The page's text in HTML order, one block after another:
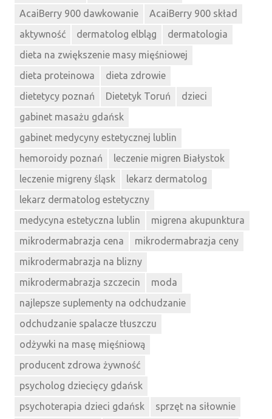
AcaiBerry 900 dawkowanie
AcaiBerry 900 skład
aktywność
dermatolog elbląg
dermatologia
dieta na zwiększenie masy mięśniowej
dieta proteinowa
dieta zdrowie
dietetycy poznań
Dietetyk Toruń
dzieci
gabinet masażu gdańsk
gabinet medycyny estetycznej lublin
hemoroidy poznań
leczenie migren Białystok
leczenie migreny śląsk
lekarz dermatolog
lekarz dermatolog estetyczny
medycyna estetyczna lublin
migrena akupunktura
mikrodermabrazja cena
mikrodermabrazja ceny
mikrodermabrazja na blizny
mikrodermabrazja szczecin
moda
najlepsze suplementy na odchudzanie
odchudzanie spalacze tłuszczu
odżywki na masę mięśniową
producent zdrowa żywność
psycholog dziecięcy gdańsk
psychoterapia dzieci gdańsk
sprzęt na siłownie